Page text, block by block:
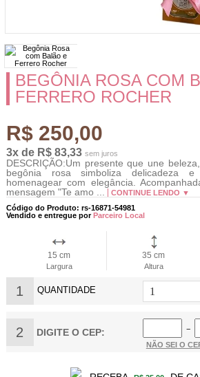
BEGÔNIA ROSA COM
FERRERO ROCHER
R$ 250,00
3x de R$ 83,33 sem juros
DESCRIÇÃO:Um presente que une
begônia rosa simboliza delicadeza
homenagear com elegância.
mensagem "Te amo ...
CONTINUE LENDO ▼
Código do Produto: rs-16871-54981
Vendido e entregue porParceiro Local
15 cm
Largura
35 cm
Altura
1 QUANTIDADE
2 DIGITE O CEP:
−
NÃO SEI O